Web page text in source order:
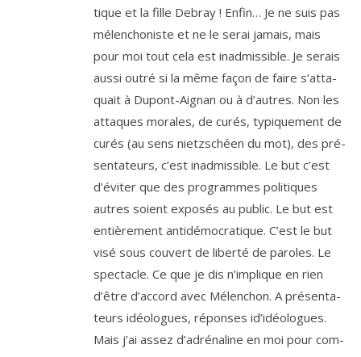
tique et la fille Debray ! Enfin… Je ne suis pas
mélen­cho­niste et ne le serai jamais, mais
pour moi tout cela est inad­mis­sible. Je serais
aus­si outré si la même façon de faire s’at­ta­
quait à Dupont-Aignan ou à d’autres. Non les
attaques morales, de curés, typi­que­ment de
curés (au sens nietz­schéen du mot), des pré­
sen­ta­teurs, c’est inad­mis­sible. Le but c’est
d’é­vi­ter que des pro­grammes poli­tiques
autres soient expo­sés au public. Le but est
entiè­re­ment anti­dé­mo­cra­tique. C’est le but
visé sous cou­vert de liber­té de paroles. Le
spec­tacle. Ce que je dis n’im­plique en rien
d’être d’ac­cord avec Mélenchon. A pré­sen­ta­
teurs idéo­logues, réponses id’i­déo­logues.
Mais j’ai assez d’a­dré­na­line en moi pour com­